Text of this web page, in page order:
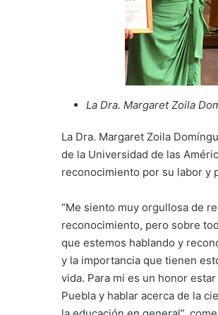
La Dra. Margaret Zoila
La Dra. Margaret Zoila
de la Universidad de las
reconocimiento por su labor y
“Me siento muy orgullosa de
reconocimiento, pero sobre
que estemos hablando y
y la importancia que tienen
vida. Para mi es un honor
Puebla y hablar acerca de la